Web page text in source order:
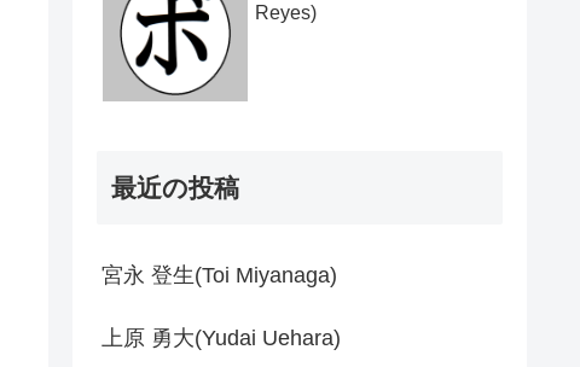
Reyes)
最近の投稿
宮永 登生(Toi Miyanaga)
上原 勇大(Yudai Uehara)